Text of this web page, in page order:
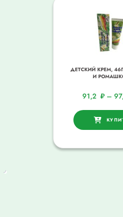
ДЕТСКИЙ КРЕМ,
И
91,2 ₽ –